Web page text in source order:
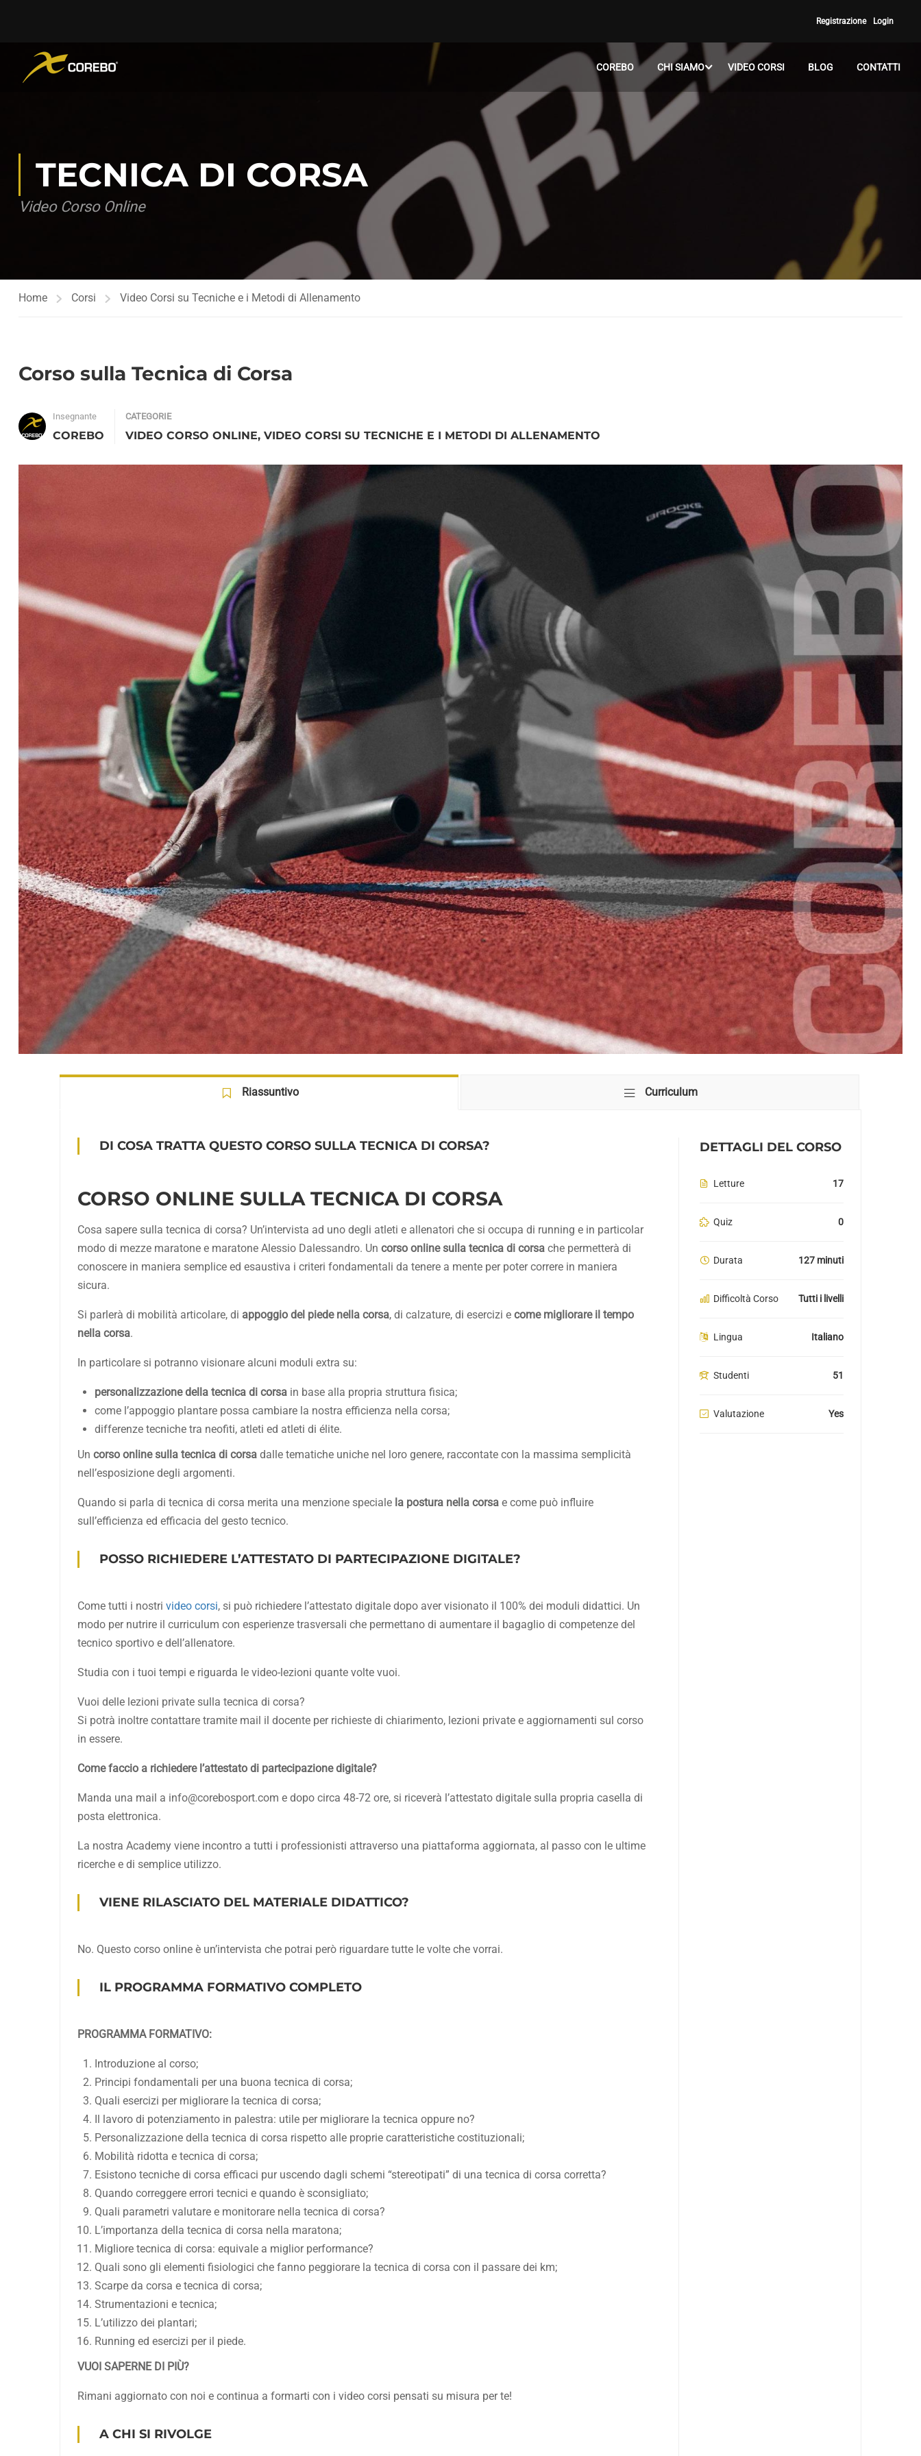
Registrazione Login
COREBO CHI SIAMO VIDEO CORSI BLOG CONTATTI
TECNICA DI CORSA
Video Corso Online
Home Corsi Video Corsi su Tecniche e i Metodi di Allenamento
Corso sulla Tecnica di Corsa
Insegnante
COREBO
CATEGORIE
VIDEO CORSO ONLINE, VIDEO CORSI SU TECNICHE E I METODI DI ALLENAMENTO
Riassuntivo Curriculum
DI COSA TRATTA QUESTO CORSO SULLA TECNICA DI CORSA?
CORSO ONLINE SULLA TECNICA DI CORSA
Cosa sapere sulla tecnica di corsa? Un’intervista ad uno degli atleti e allenatori che si occupa di running e in particolar
modo di mezze maratone e maratone Alessio Dalessandro. Un corso online sulla tecnica di corsa che permetterà di
conoscere in maniera semplice ed esaustiva i criteri fondamentali da tenere a mente per poter correre in maniera
sicura.
Si parlerà di mobilità articolare, di appoggio del piede nella corsa, di calzature, di esercizi e come migliorare il tempo
nella corsa.
In particolare si potranno visionare alcuni moduli extra su:
personalizzazione della tecnica di corsa in base alla propria struttura fisica;
come l’appoggio plantare possa cambiare la nostra efficienza nella corsa;
differenze tecniche tra neofiti, atleti ed atleti di élite.
Un corso online sulla tecnica di corsa dalle tematiche uniche nel loro genere, raccontate con la massima semplicità
nell’esposizione degli argomenti.
Quando si parla di tecnica di corsa merita una menzione speciale la postura nella corsa e come può influire
sull’efficienza ed efficacia del gesto tecnico.
POSSO RICHIEDERE L’ATTESTATO DI PARTECIPAZIONE DIGITALE?
Come tutti i nostri video corsi, si può richiedere l’attestato digitale dopo aver visionato il 100% dei moduli didattici. Un
modo per nutrire il curriculum con esperienze trasversali che permettano di aumentare il bagaglio di competenze del
tecnico sportivo e dell’allenatore.
Studia con i tuoi tempi e riguarda le video-lezioni quante volte vuoi.
Vuoi delle lezioni private sulla tecnica di corsa?
Si potrà inoltre contattare tramite mail il docente per richieste di chiarimento, lezioni private e aggiornamenti sul corso
in essere.
Come faccio a richiedere l’attestato di partecipazione digitale?
Manda una mail a info@corebosport.com e dopo circa 48-72 ore, si riceverà l’attestato digitale sulla propria casella di
posta elettronica.
La nostra Academy viene incontro a tutti i professionisti attraverso una piattaforma aggiornata, al passo con le ultime
ricerche e di semplice utilizzo.
VIENE RILASCIATO DEL MATERIALE DIDATTICO?
No. Questo corso online è un’intervista che potrai però riguardare tutte le volte che vorrai.
IL PROGRAMMA FORMATIVO COMPLETO
PROGRAMMA FORMATIVO:
Introduzione al corso;
Principi fondamentali per una buona tecnica di corsa;
Quali esercizi per migliorare la tecnica di corsa;
Il lavoro di potenziamento in palestra: utile per migliorare la tecnica oppure no?
Personalizzazione della tecnica di corsa rispetto alle proprie caratteristiche costituzionali;
Mobilità ridotta e tecnica di corsa;
Esistono tecniche di corsa efficaci pur uscendo dagli schemi “stereotipati” di una tecnica di corsa corretta?
Quando correggere errori tecnici e quando è sconsigliato;
Quali parametri valutare e monitorare nella tecnica di corsa?
L’importanza della tecnica di corsa nella maratona;
Migliore tecnica di corsa: equivale a miglior performance?
Quali sono gli elementi fisiologici che fanno peggiorare la tecnica di corsa con il passare dei km;
Scarpe da corsa e tecnica di corsa;
Strumentazioni e tecnica;
L’utilizzo dei plantari;
Running ed esercizi per il piede.
VUOI SAPERNE DI PIÙ?
Rimani aggiornato con noi e continua a formarti con i video corsi pensati su misura per te!
A CHI SI RIVOLGE
DETTAGLI DEL CORSO
Letture 17
Quiz 0
Durata 127 minuti
Difficoltà Corso Tutti i livelli
Lingua Italiano
Studenti 51
Valutazione Yes